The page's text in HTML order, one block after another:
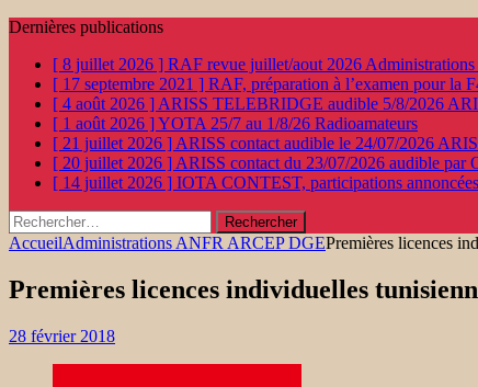
Dernières publications
[ 8 juillet 2026 ] RAF revue juillet/aout 2026
[ 17 septembre 2021 ] RAF, préparation à l’examen pour la
[ 4 août 2026 ] ARISS TELEBRIDGE audible 5/8/2026
[ 1 août 2026 ]YOTA 25/7 au 1/8/26 Radioamateurs
[ 21 juillet 2026 ] ARISS contact audible le 24/07/2026
[ 20 juillet 2026 ] ARISS contact du 23/07/2026 audible par
[ 14 juillet 2026 ] IOTA CONTEST, participations
Rechercher :
AccueilAdministrations ANFR ARCEP DGEPremières licences
Premières licences individuelles
28 février 2018